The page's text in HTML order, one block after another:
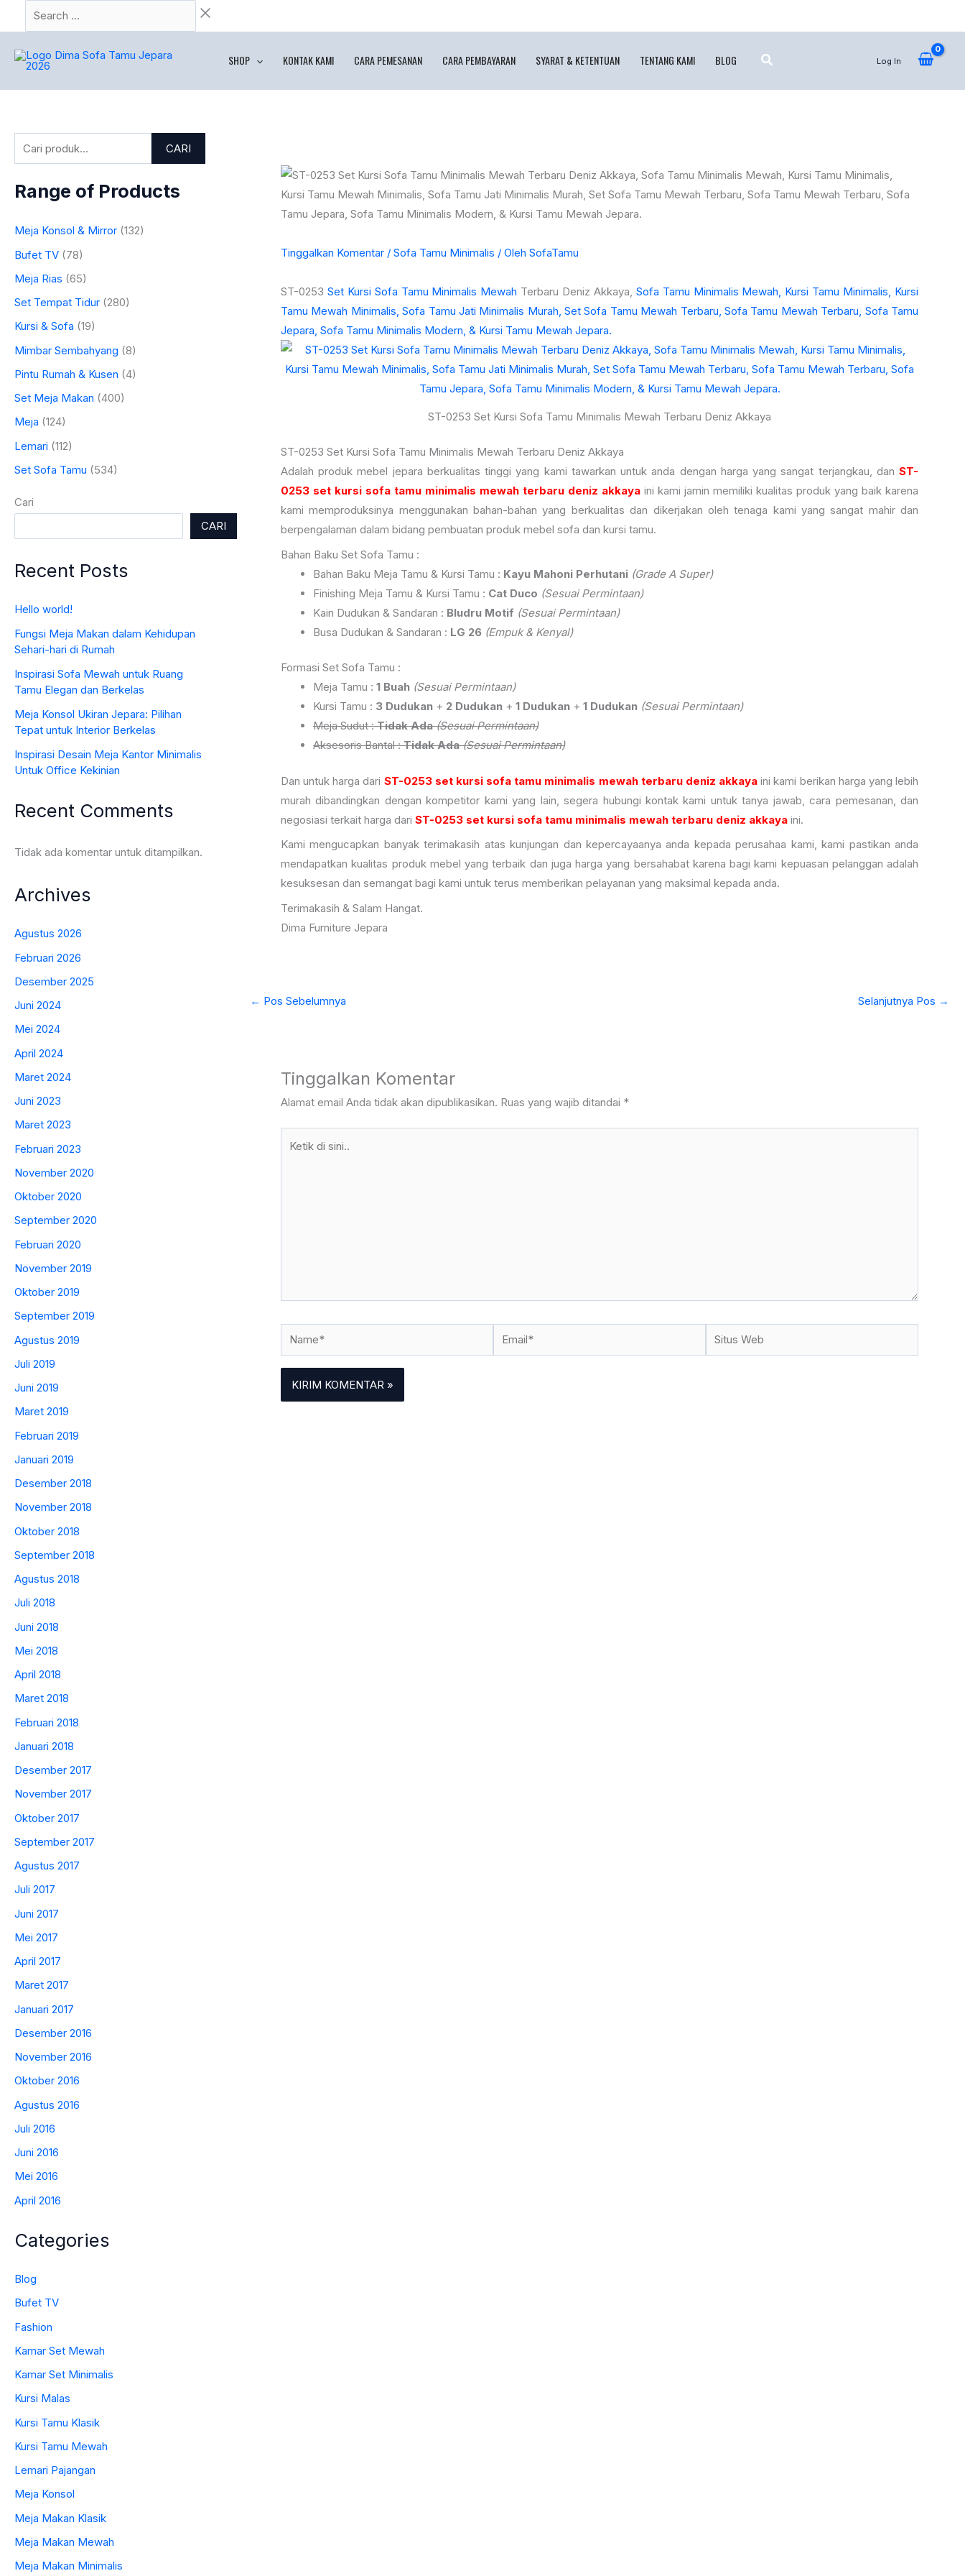
ke
konten
Search
…
SHOP KONTAK KAMI CARA PEMESANAN CARA PEMBAYARAN SYARAT & KETENTUAN TENTANG KAMI BLOG Log In
e
n
a
n
n
CARI
Range of Products
Meja Konsol & Mirror (132)
Bufet TV (78)
Meja Rias (65)
Set Tempat Tidur (280)
Kursi & Sofa (19)
Mimbar Sembahyang (8)
Pintu Rumah & Kusen (4)
Set Meja Makan (400)
Meja (124)
Lemari (112)
Set Sofa Tamu (534)
Cari
CARI
Recent Posts
Hello world!
Fungsi Meja Makan dalam Kehidupan
Sehari-hari di Rumah
Inspirasi Sofa Mewah untuk Ruang
Tamu Elegan dan Berkelas
Meja Konsol Ukiran Jepara: Pilihan
Tepat untuk Interior Berkelas
Inspirasi Desain Meja Kantor Minimalis
Untuk Office Kekinian
Recent Comments
Tidak ada komentar untuk ditampilkan.
Archives
Agustus 2026
Februari 2026
Desember 2025
Juni 2024
Mei 2024
April 2024
Maret 2024
Juni 2023
Maret 2023
Februari 2023
November 2020
Oktober 2020
September 2020
Februari 2020
November 2019
Oktober 2019
September 2019
Agustus 2019
Juli 2019
Juni 2019
Maret 2019
Februari 2019
Januari 2019
Desember 2018
November 2018
Oktober 2018
September 2018
Agustus 2018
Juli 2018
Juni 2018
Mei 2018
April 2018
Maret 2018
Februari 2018
Januari 2018
Desember 2017
November 2017
Oktober 2017
September 2017
Agustus 2017
Juli 2017
Juni 2017
Mei 2017
April 2017
Maret 2017
Januari 2017
Desember 2016
November 2016
Oktober 2016
Agustus 2016
Juli 2016
Juni 2016
Mei 2016
April 2016
Categories
Blog
Bufet TV
Fashion
Kamar Set Mewah
Kamar Set Minimalis
Kursi Malas
Kursi Tamu Klasik
Kursi Tamu Mewah
Lemari Pajangan
Meja Konsol
Meja Makan Klasik
Meja Makan Mewah
Meja Makan Minimalis
Tinggalkan Komentar / Sofa Tamu Minimalis / Oleh SofaTamu
ST-0253 Set Kursi Sofa Tamu Minimalis Mewah Terbaru Deniz Akkaya, Sofa Tamu Minimalis Mewah, Kursi Tamu Minimalis, Kursi
Tamu Mewah Minimalis, Sofa Tamu Jati Minimalis Murah, Set Sofa Tamu Mewah Terbaru, Sofa Tamu Mewah Terbaru, Sofa Tamu
Jepara, Sofa Tamu Minimalis Modern, & Kursi Tamu Mewah Jepara.
ST-0253 Set Kursi Sofa Tamu Minimalis Mewah Terbaru Deniz Akkaya
ST-0253 Set Kursi Sofa Tamu Minimalis Mewah Terbaru Deniz Akkaya
Adalah produk mebel jepara berkualitas tinggi yang kami tawarkan untuk anda dengan harga yang sangat terjangkau, dan ST-
0253 set kursi sofa tamu minimalis mewah terbaru deniz akkaya ini kami jamin memiliki kualitas produk yang baik karena
kami memproduksinya menggunakan bahan-bahan yang berkualitas dan dikerjakan oleh tenaga kami yang sangat mahir dan
berpengalaman dalam bidang pembuatan produk mebel sofa dan kursi tamu.
Bahan Baku Set Sofa Tamu :
Bahan Baku Meja Tamu & Kursi Tamu : Kayu Mahoni Perhutani (Grade A Super)
Finishing Meja Tamu & Kursi Tamu : Cat Duco (Sesuai Permintaan)
Kain Dudukan & Sandaran : Bludru Motif (Sesuai Permintaan)
Busa Dudukan & Sandaran : LG 26 (Empuk & Kenyal)
Formasi Set Sofa Tamu :
Meja Tamu : 1 Buah (Sesuai Permintaan)
Kursi Tamu : 3 Dudukan + 2 Dudukan + 1 Dudukan + 1 Dudukan (Sesuai Permintaan)
Meja Sudut :Tidak Ada (Sesuai Permintaan)
Aksesoris Bantal :Tidak Ada (Sesuai Permintaan)
Dan untuk harga dari ST-0253 set kursi sofa tamu minimalis mewah terbaru deniz akkaya ini kami berikan harga yang lebih
murah dibandingkan dengan kompetitor kami yang lain, segera hubungi kontak kami untuk tanya jawab, cara pemesanan, dan
negosiasi terkait harga dari ST-0253 set kursi sofa tamu minimalis mewah terbaru deniz akkaya ini.
Kami mengucapkan banyak terimakasih atas kunjungan dan kepercayaanya anda kepada perusahaa kami, kami pastikan anda
mendapatkan kualitas produk mebel yang terbaik dan juga harga yang bersahabat karena bagi kami kepuasan pelanggan adalah
kesuksesan dan semangat bagi kami untuk terus memberikan pelayanan yang maksimal kepada anda.
Terimakasih & Salam Hangat.
Dima Furniture Jepara
← Pos Sebelumnya Selanjutnya Pos →
Tinggalkan Komentar
Alamat email Anda tidak akan dipublikasikan. Ruas yang wajib ditandai *
Name* Email*
Situs
Web